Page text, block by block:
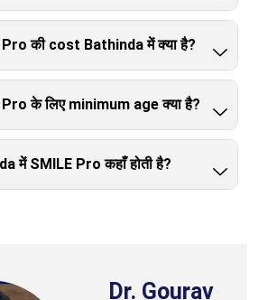
की cost Bathinda में क्या है?
के लिए minimum age क्या है?
में SMILE Pro कहाँ होती है?
Dr. Gourav